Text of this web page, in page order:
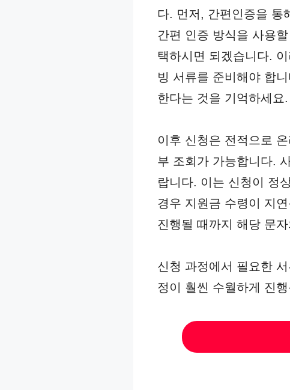
다. 먼저, 간편인증을 통
간편 인증 방식을 사용
택하시면 되겠습니다.
빙 서류를 준비해야 합
한다는 것을 기억하세요.
이후 신청은 전적으로
부 조회가 가능합니다.
랍니다. 이는 신청이 정
경우 지원금 수령이 지
진행될 때까지 해당 문
신청 과정에서 필요한
정이 훨씬 수월하게 진